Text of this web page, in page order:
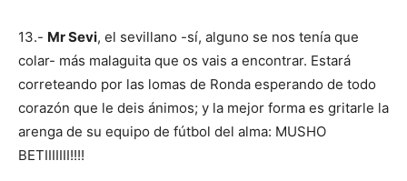
13.- Mr Sevi, el sevillano -sí, alguno se nos tenía que
colar- más malaguita que os vais a encontrar. Estará
correteando por las lomas de Ronda esperando de todo
corazón que le deis ánimos; y la mejor forma es gritarle la
arenga de su equipo de fútbol del alma: MUSHO
BETIIIIIII!!!!